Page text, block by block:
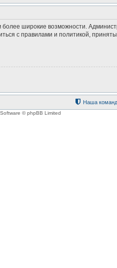
широкие возможности.
с правилами и политикой,
Наша
© phpBB Limited